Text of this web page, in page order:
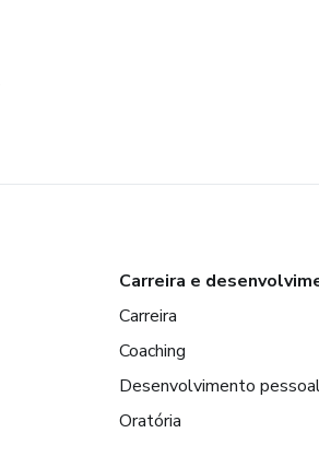
Carreira e
Carreira
Coaching
Desenvolvimento
Oratória